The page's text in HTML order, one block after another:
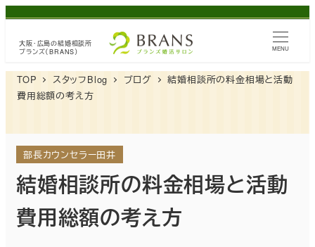
メ
コ
ン
大阪・広島の結婚相談所
ブランズ（BRANS）
MENU
TOP スタッフBlog ブログ
結婚相談所の料金相場と活動
費用総額の考え方
部長カウンセラー田井
結婚相談所の料金相場と活動
費用総額の考え方